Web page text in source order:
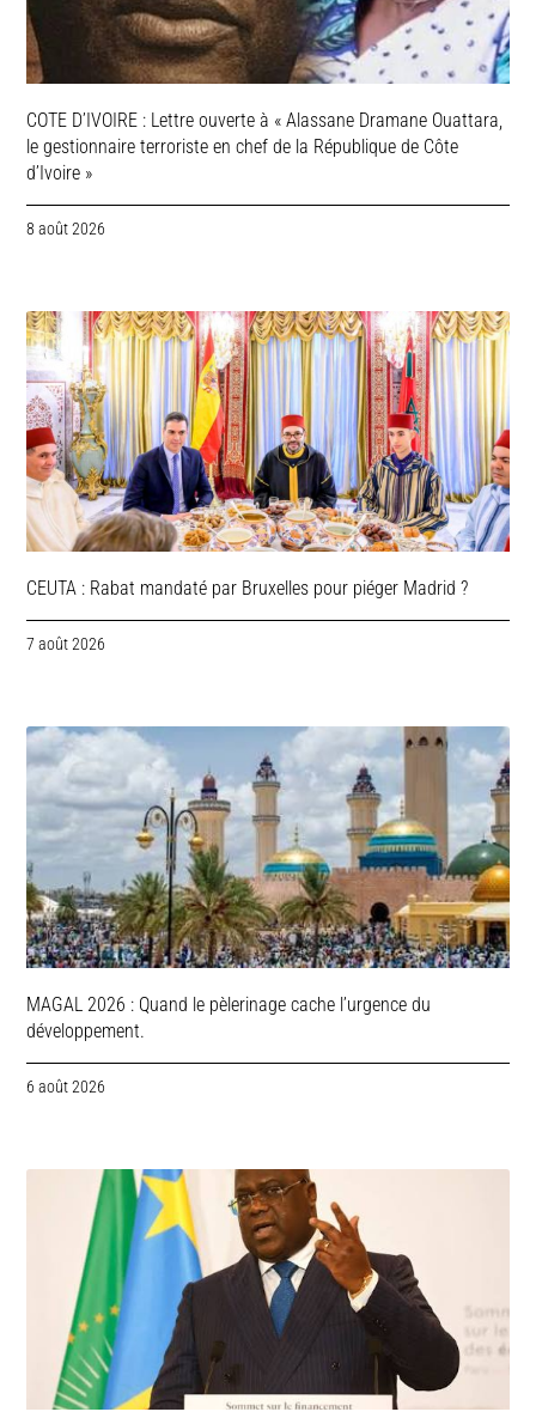
COTE D’IVOIRE : Lettre ouverte à « Alassane Dramane Ouattara,
le gestionnaire terroriste en chef de la République de Côte
d’Ivoire »
8 août 2026
CEUTA : Rabat mandaté par Bruxelles pour piéger Madrid ?
7 août 2026
MAGAL 2026 : Quand le pèlerinage cache l’urgence du
développement.
6 août 2026